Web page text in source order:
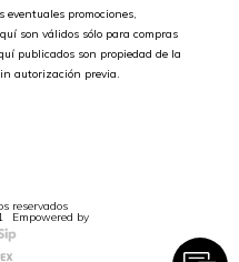
eventuales promociones,
son válidos sólo para compras
publicados son propiedad de la
autorización previa.
reservados
Empowered by